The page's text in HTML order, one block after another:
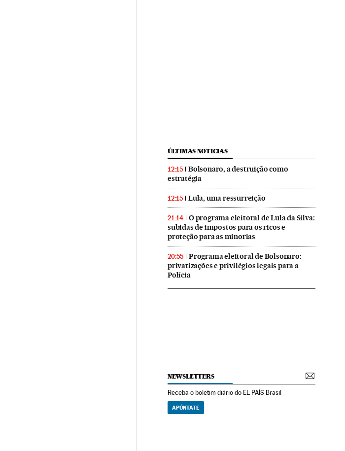
ÚLTIMAS NOTICIAS
12:15
Bolsonaro, a destruição como
estratégia
12:15 Lula, uma ressurreição
21:14
O programa eleitoral de Lula da Silva:
subidas de impostos para os ricos e
proteção para as minorias
20:55
Programa eleitoral de Bolsonaro:
privatizações e privilégios legais para a
Polícia
NEWSLETTERS
Receba o boletim diário do EL PAÍS Brasil
APÚNTATE